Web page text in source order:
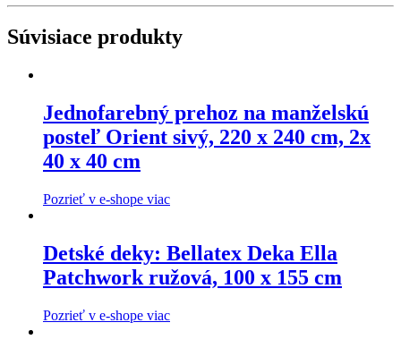
Súvisiace produkty
Jednofarebný prehoz na manželskú
posteľ Orient sivý, 220 x 240 cm, 2x
40 x 40 cm
Pozrieť v e-shope viac
Detské deky: Bellatex Deka Ella
Patchwork ružová, 100 x 155 cm
Pozrieť v e-shope viac